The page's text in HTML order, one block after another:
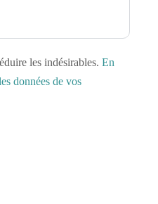
les indésirables. En
données de vos